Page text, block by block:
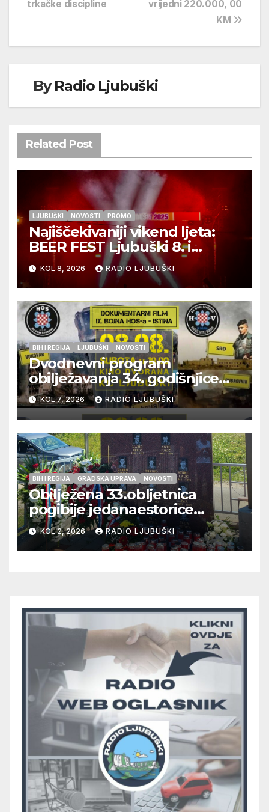
objava
vrijedni 220.000, 00
KM
trkačke discipline
ByRadio Ljubuški
Related Post
LJUBUŠKI NOVOSTI PROMO
Najiščekivaniji vikend ljeta:
BEER FEST Ljubuški 8. i
9.kolovoza
KOL 8, 2026 RADIO LJUBUŠKI
BIH I REGIJA LJUBUŠKI NOVOSTI
Dvodnevni program
obilježavanja 34. godišnjice
pogibije generala Blaža
Kraljevića i osmorice
pripadnika HOS-a
KOL 7, 2026 RADIO LJUBUŠKI
BIH I REGIJA GRADSKA UPRAVA NOVOSTI
Obilježena 33.obljetnica
pogibije jedanaestorice
ljubuških branitelja
KOL 2, 2026 RADIO LJUBUŠKI